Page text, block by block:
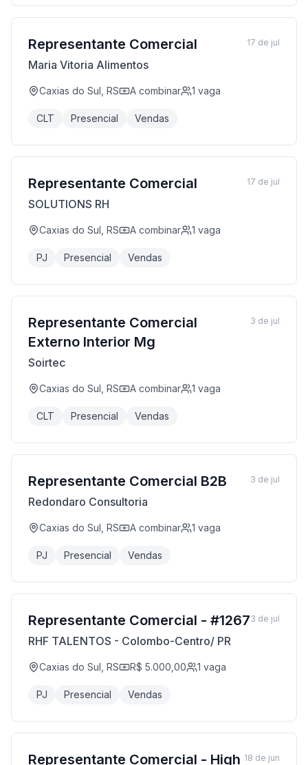
Representante Comercial
Maria Vitoria Alimentos
Caxias do Sul, RS A combinar 1 vaga
CLT Presencial Vendas
17 de jul
Representante Comercial
SOLUTIONS RH
Caxias do Sul, RS A combinar 1 vaga
PJ Presencial Vendas
17 de jul
Representante Comercial
Externo Interior Mg
Soirtec
Caxias do Sul, RS A combinar 1 vaga
CLT Presencial Vendas
3 de jul
Representante Comercial B2B
Redondaro Consultoria
Caxias do Sul, RS A combinar 1 vaga
PJ Presencial Vendas
3 de jul
Representante Comercial - #1267
RHF TALENTOS - Colombo-Centro/ PR
Caxias do Sul, RS R$ 5.000,00 1 vaga
PJ Presencial Vendas
3 de jul
Representante Comercial - High 18 de jun